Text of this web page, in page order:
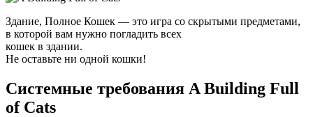
Здание, Полное Кошек — это игра со скрытыми предметами,
в которой вам нужно погладить всех
кошек в здании.
Не оставьте ни одной кошки!
Системные требования A Building Full
of Cats